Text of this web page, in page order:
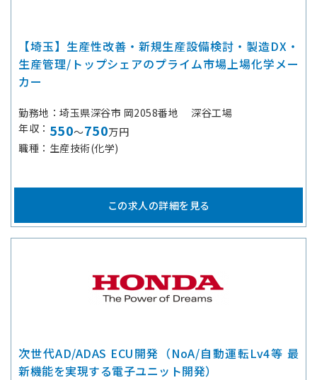
【埼玉】生産性改善・新規生産設備検討・製造DX・
生産管理/トップシェアのプライム市場上場化学メー
カー
勤務地
埼玉県深谷市 岡2058番地 深谷工場
年収
550～750万円
職種
生産技術(化学)
この求人の詳細を見る
次世代AD/ADAS ECU開発（NoA/自動運転Lv4等 最
新機能を実現する電子ユニット開発）